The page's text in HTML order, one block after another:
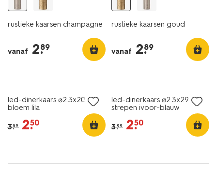
rustieke kaarsen champagne
vanaf 2.
89
rustieke kaarsen goud
vanaf 2.
89
led-dinerkaars ⌀2.3x20cm
bloem lila
3.59 2.
50
led-dinerkaars ⌀2.3x29cm
strepen ivoor-blauw
3.99 2.
50